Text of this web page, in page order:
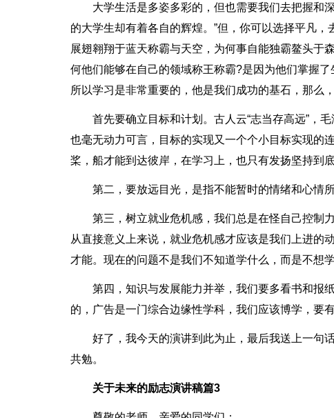
大学生活是多姿多彩的，但也需要我们去把握和
的大学生却有着各自的辉煌。”但，你可以选择平凡
展翅翱翔于蓝天称霸与天空，为何事自能独霸鳌头于
何他们能够在自己的领域称王称霸?是因为他们掌握
所以学习是非常重要的，他是我们成功的基石，那么
首先要确立目标和计划。古人云“志当存高远”，
也毫无动力可言，目标的实现又一个个小目标实现的
桨，船才能到达彼岸，在学习上，也只有发扬坚持到
第二，要放远目光，是指不能暂时的情绪和心情
第三，树立就业危机感，我们总是在怪自己控制
从直接意义上来说，就业危机感才应该是我们上进的
才能。现在的问题不是我们不知道学什么，而是不想学
第四，知识与发展能力并举，我们要多看书和
的，广告是一门综合边缘性学科，我们应该博学，要
好了，我今天的演讲到此为止，最后我送上一句
共勉。
关于未来的励志演讲稿篇3